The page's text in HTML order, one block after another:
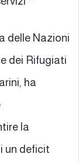
delle Nazioni
dei Rifugiati
ha
la
un deficit